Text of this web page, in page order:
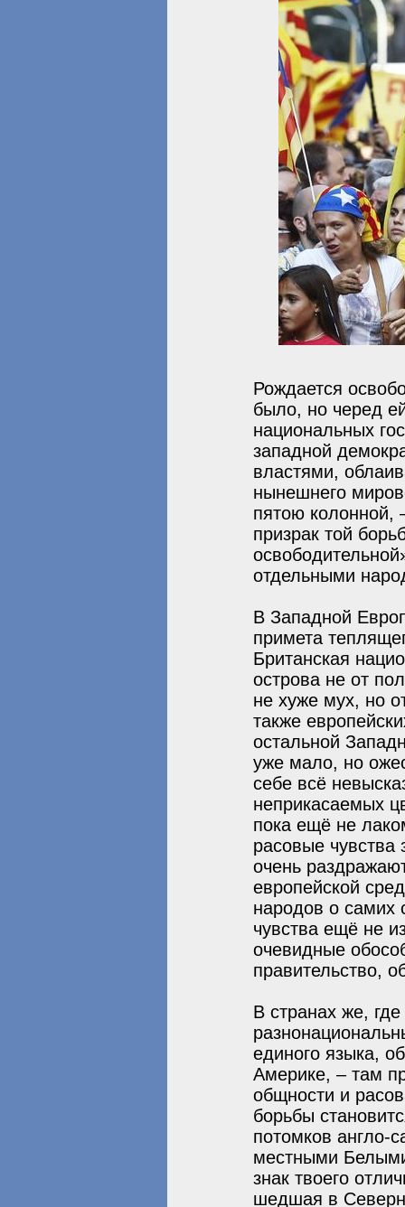
Рождается
было, но черед
национальных
западной
властями,
нынешнего
пятою колонной,
призрак той
отдельными
В Западной
примета
Британская
острова не от
не хуже мух, но
также
остальной
уже мало, но
себе всё
неприкасаемых
пока ещё не
расовые
очень
европейской
народов о самих
чувства ещё не
очевидные
правительство,
В странах же,
единого языка,
Америке, – там
общности и
борьбы
потомков англо-
местными
знак твоего
шедшая в